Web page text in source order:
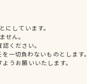
しています。
せん。
ください。
一切負わないものとします。
うお願いいたします。